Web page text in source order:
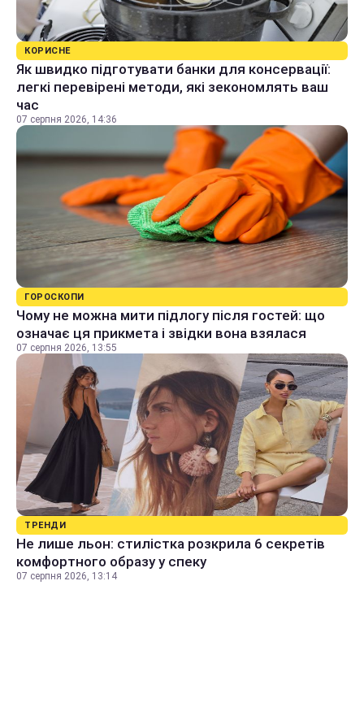
КОРИСНЕ
Як швидко підготувати банки для консервації:
легкі перевірені методи, які зекономлять ваш
час
07 серпня 2026, 14:36
ГОРОСКОПИ
Чому не можна мити підлогу після гостей: що
означає ця прикмета і звідки вона взялася
07 серпня 2026, 13:55
ТРЕНДИ
Не лише льон: стилістка розкрила 6 секретів
комфортного образу у спеку
07 серпня 2026, 13:14